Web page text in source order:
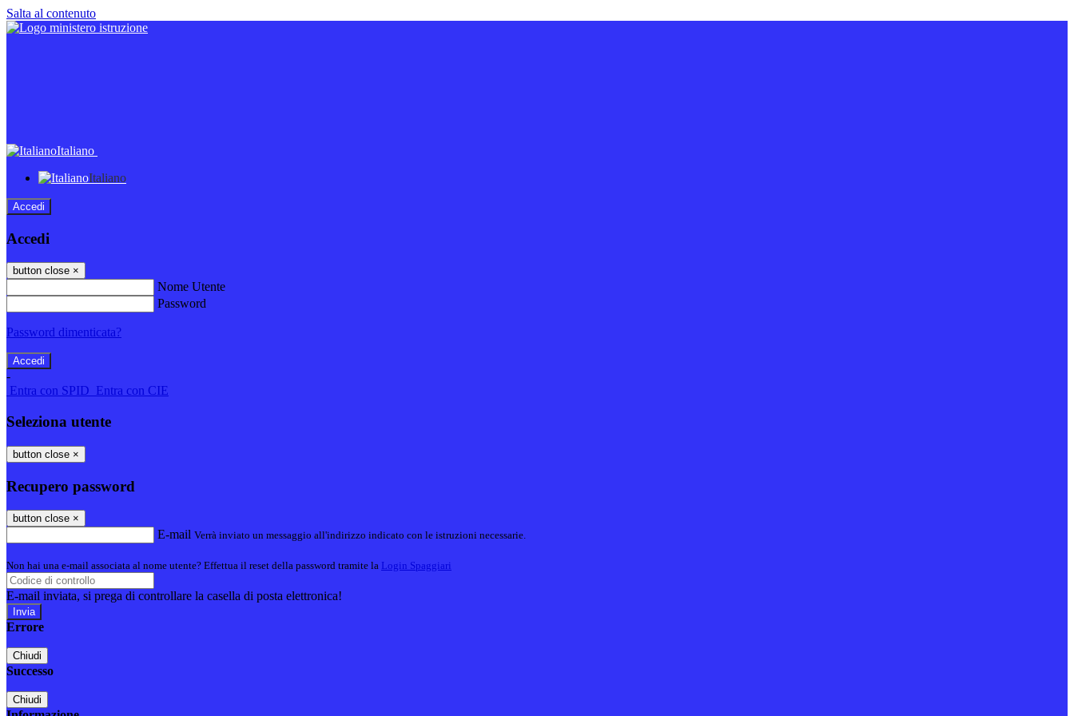
Salta al contenuto
Italiano
Italiano
Accedi
Accedi
button close ×
Nome Utente
Password
Password dimenticata?
-
Entra con SPID Entra con CIE
Seleziona utente
button close ×
Recupero password
button close ×
E-mail Verrà inviato un messaggio all'indirizzo indicato con le istruzioni necessarie.
Non hai una e-mail associata al nome utente? Effettua il reset della password tramite la Login Spaggiari
E-mail inviata, si prega di controllare la casella di posta elettronica!
Errore
Chiudi
Successo
Chiudi